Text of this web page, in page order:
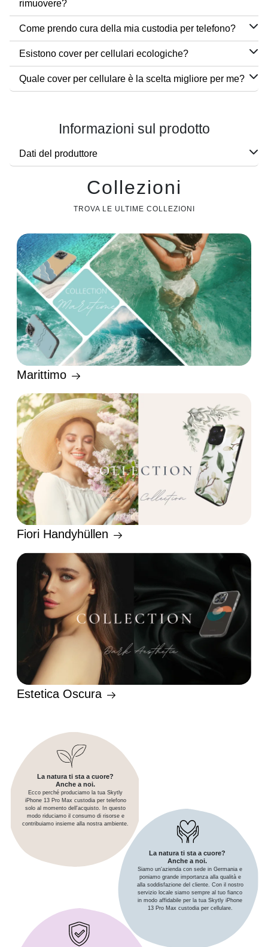
rimuovere?
Come prendo cura della mia custodia per telefono?
Esistono cover per cellulari ecologiche?
Quale cover per cellulare è la scelta migliore per me?
Informazioni sul prodotto
Dati del produttore
Collezioni
TROVA LE ULTIME COLLEZIONI
Marittimo
Fiori Handyhüllen
Estetica Oscura
La natura ti sta a cuore?
Anche a noi.
Ecco perché produciamo la tua Skytly
iPhone 13 Pro Max custodia per telefono
solo al momento dell'acquisto. In questo
modo riduciamo il consumo di risorse e
contribuiamo insieme alla nostra ambiente.
La natura ti sta a cuore?
Anche a noi.
Siamo un'azienda con sede in Germania e
poniamo grande importanza alla qualità e
alla soddisfazione del cliente. Con il nostro
servizio locale siamo sempre al tuo fianco
in modo affidabile per la tua Skytly iPhone
13 Pro Max custodia per cellulare.